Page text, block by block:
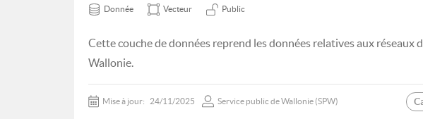
Donnée Vecteur Public
Cette couche de données reprend les données relatives aux réseaux
Wallonie.
Mise à jour: 24/11/2025 Service public de Wallonie (SPW)